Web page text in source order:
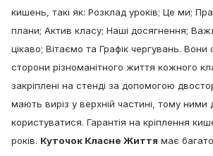
кишень, такі як: Розклад уроків; Це ми;
плани; Актив класу; Наші досягнення;
цікаво; Вітаємо та Графік чергувань.
сторони різноманітного життя кожного
закріплені на стенді за допомогою
мають виріз у верхній частині, тому ними
користуватися. Гарантія на кріплення
років. Куточок Класне Життя має